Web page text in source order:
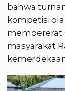
bahwa
kompetisi
mempererat
masyarakat